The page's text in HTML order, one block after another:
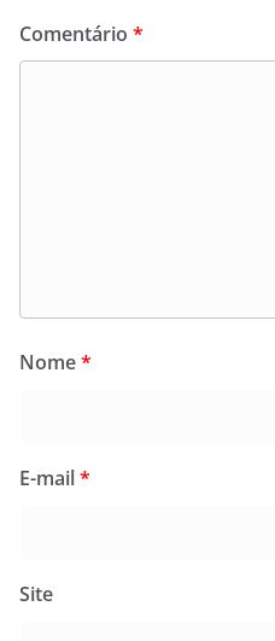
Comentário *
Nome*
E-mail*
Site